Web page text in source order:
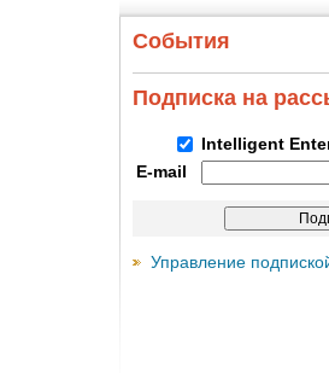
События
Подписка на
Intelligent
E-mail
Управление